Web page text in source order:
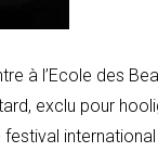
à l’Ecole des
exclu pour